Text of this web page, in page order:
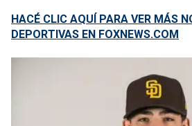
HACÉ CLIC AQUÍ PARA VER MÁS
DEPORTIVAS EN FOXNEWS.COM